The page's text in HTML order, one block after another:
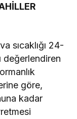
sıcaklığı 24-
değerlendiren
göre,
kadar